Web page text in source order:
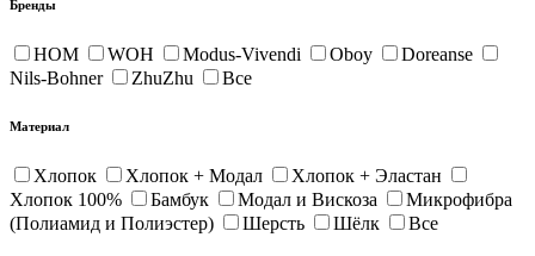
Бренды
HOM WOH Modus-Vivendi Oboy
Doreanse
Nils-Bohner
ZhuZhu Все
Материал
Хлопок Хлопок + Модал
Хлопок + Эластан
Хлопок 100%
Бамбук Модал и Вискоза
Микрофибра
(Полиамид и Полиэстер)
Шерсть Шёлк Все